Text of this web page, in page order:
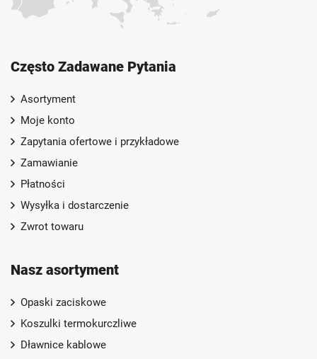
Często Zadawane Pytania
Asortyment
Moje konto
Zapytania ofertowe i przykładowe
Zamawianie
Płatności
Wysyłka i dostarczenie
Zwrot towaru
Nasz asortyment
Opaski zaciskowe
Koszulki termokurczliwe
Dławnice kablowe